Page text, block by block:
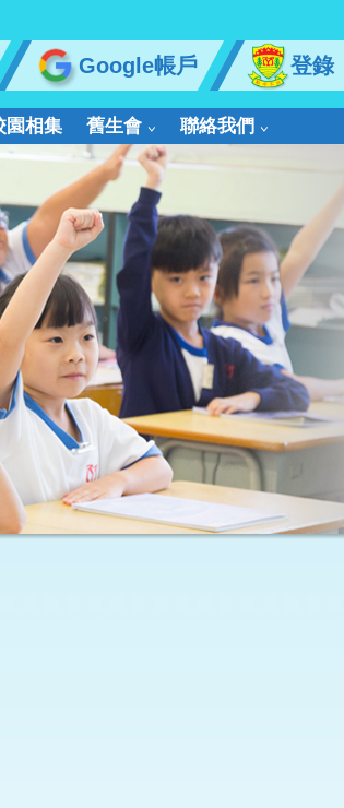
Google帳戶 登錄
園相集 舊生會 聯絡我們